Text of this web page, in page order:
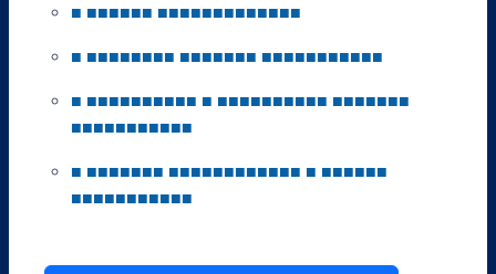
■ ■■■■■■ ■■■■■■■■■■■■■
■ ■■■■■■■■ ■■■■■■■ ■■■■■■■■■■■
■ ■■■■■■■■■■ ■ ■■■■■■■■■■ ■■■■■■■
■■■■■■■■■■■
■ ■■■■■■■ ■■■■■■■■■■■■ ■ ■■■■■■
■■■■■■■■■■■